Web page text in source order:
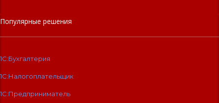
Популярные решения
1С:Бухгалтерия
1С:Налогоплательщик
1С:Предприниматель